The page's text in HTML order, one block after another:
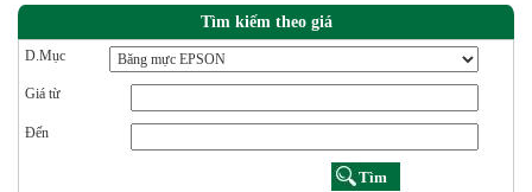
Tìm kiếm theo giá
D.Mục
Giá từ
Đến